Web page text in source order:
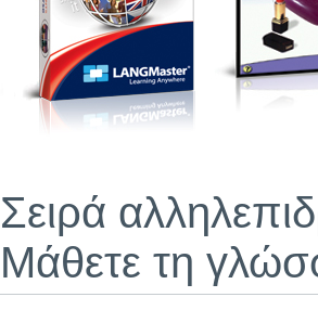
Σειρά
Μάθετε τη